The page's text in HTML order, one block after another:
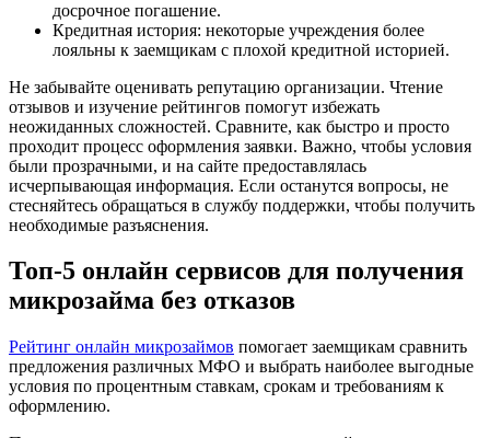
досрочное погашение.
Кредитная история: некоторые учреждения более
лояльны к заемщикам с плохой кредитной историей.
Не забывайте оценивать репутацию организации. Чтение
отзывов и изучение рейтингов помогут избежать
неожиданных сложностей. Сравните, как быстро и просто
проходит процесс оформления заявки. Важно, чтобы условия
были прозрачными, и на сайте предоставлялась
исчерпывающая информация. Если останутся вопросы, не
стесняйтесь обращаться в службу поддержки, чтобы получить
необходимые разъяснения.
Топ-5 онлайн сервисов для получения
микрозайма без отказов
Рейтинг онлайн микрозаймов помогает заемщикам сравнить
предложения различных МФО и выбрать наиболее выгодные
условия по процентным ставкам, срокам и требованиям к
оформлению.